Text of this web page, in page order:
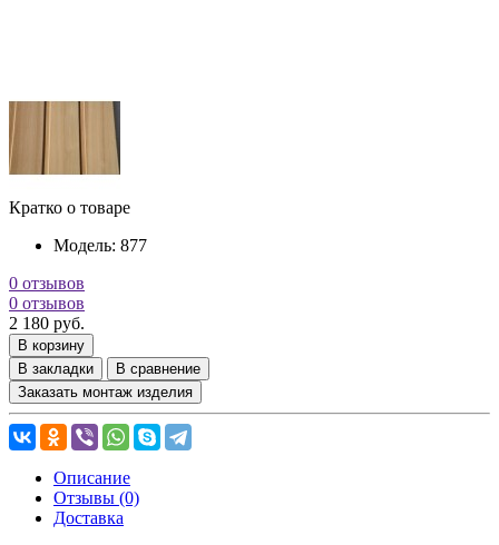
Кратко о товаре
Модель: 877
0 отзывов
0 отзывов
2 180 руб.
В корзину
В закладки
В сравнение
Заказать монтаж изделия
Описание
Отзывы (0)
Доставка